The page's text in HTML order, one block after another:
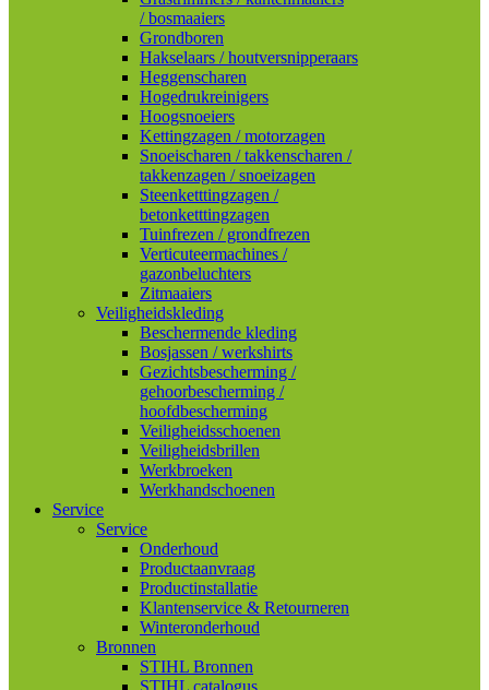
/ bosmaaiers
Grondboren
Hakselaars / houtversnipperaars
Heggenscharen
Hogedrukreinigers
Hoogsnoeiers
Kettingzagen / motorzagen
Snoeischaren / takkenscharen /
takkenzagen / snoeizagen
Steenketttingzagen /
betonketttingzagen
Tuinfrezen / grondfrezen
Verticuteermachines /
gazonbeluchters
Zitmaaiers
Veiligheidskleding
Beschermende kleding
Bosjassen / werkshirts
Gezichtsbescherming /
gehoorbescherming /
hoofdbescherming
Veiligheidsschoenen
Veiligheidsbrillen
Werkbroeken
Werkhandschoenen
Service
Service
Onderhoud
Productaanvraag
Productinstallatie
Klantenservice & Retourneren
Winteronderhoud
Bronnen
STIHL Bronnen
STIHL catalogus